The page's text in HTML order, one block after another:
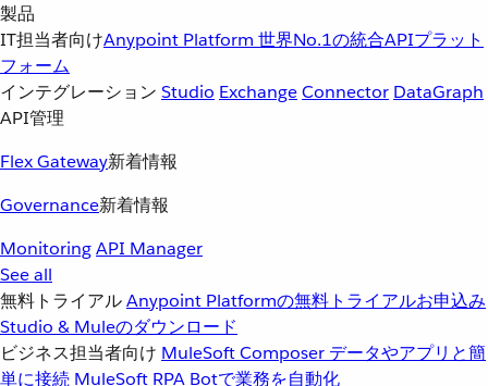
製品
IT担当者向けAnypoint Platform 世界No.1の統合APIプラット
フォーム
インテグレーション Studio ExchangeConnector DataGraph
API管理
Flex Gateway新着情報
Governance新着情報
MonitoringAPI Manager
See all
無料トライアルAnypoint Platformの無料トライアルお申込み
Studio & Muleのダウンロード
ビジネス担当者向け MuleSoft Composer データやアプリと簡
単に接続 MuleSoft RPA Botで業務を自動化